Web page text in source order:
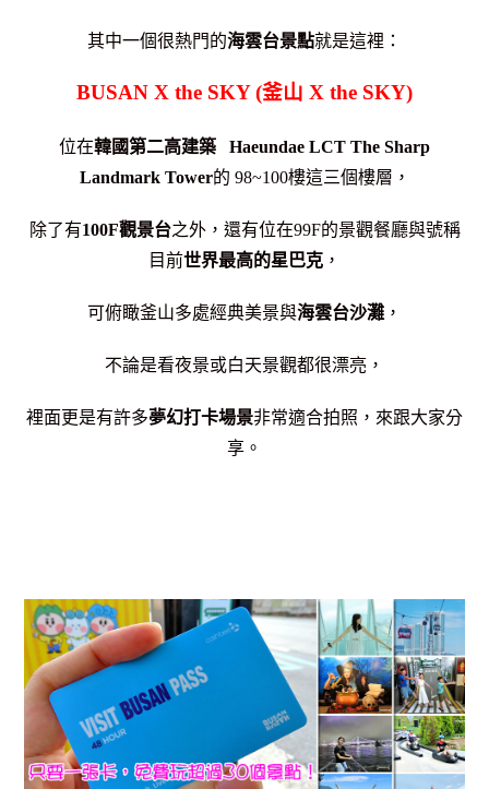
其中一個很熱門的海雲台景點就是這裡：
BUSAN X the SKY (釜山 X the SKY)
位在韓國第二高建築
Haeundae LCT The Sharp
Landmark Tower的 98~100樓這三個樓層，
除了有100F觀景台之外，還有位在99F的景觀餐廳與號稱
目前世界最高的星巴克 ，
可俯瞰釜山多處經典美景與海雲台沙灘 ，
不論是看夜景或白天景觀都很漂亮，
裡面更是有許多夢幻打卡場景非常適合拍照，來跟大家分
享。